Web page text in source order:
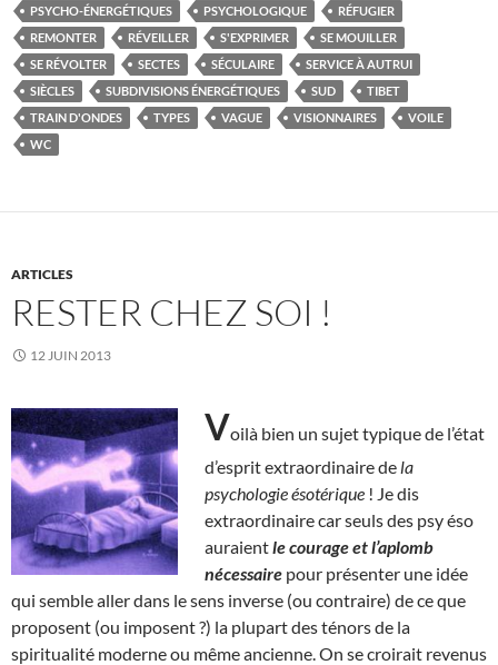
PSYCHO-ÉNERGÉTIQUES
PSYCHOLOGIQUE
RÉFUGIER
REMONTER
RÉVEILLER S'EXPRIMER
SE MOUILLER
SE RÉVOLTER
SECTES SÉCULAIRE
SERVICE À AUTRUI
SIÈCLES
SUBDIVISIONS ÉNERGÉTIQUES SUD
TIBET
TRAIN D'ONDES
TYPES VAGUE VISIONNAIRES
VOILE
WC
ARTICLES
RESTER CHEZ SOI !
12 JUIN 2013
Voilà bien un sujet typique de l’état
d’esprit extraordinaire de la
psychologie ésotérique ! Je dis
extraordinaire car seuls des psy éso
auraientle courage et l’aplomb
nécessaire pour présenter une idée
qui semble aller dans le sens inverse (ou contraire) de ce que
proposent (ou imposent ?) la plupart des ténors de la
spiritualité moderne ou même ancienne. On se croirait revenus